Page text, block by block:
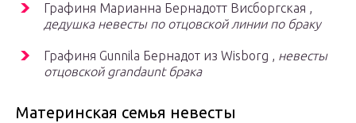
Графиня Марианна Бернадотт Висборгская ,
дедушка невесты по отцовской линии по браку
Графиня Gunnila Бернадот из Wisborg , невесты
отцовской grandaunt брака
Материнская семья невесты